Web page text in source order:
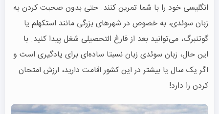
انگلیسی خود را با شما تمرین کنند. حتی بدون صحبت کردن به
زبان سوئدی، به خصوص در شهرهای بزرگی مانند استکهلم یا
گوتنبرگ، می‌توانید بعد از فارغ التحصیلی شغل پیدا کنید. با
این حال، زبان سوئدی زبان نسبتا ساده‌ای برای یادگیری است و
اگر یک سال یا بیشتر در این کشور اقامت دارید، ارزش امتحان
کردن را دارد!